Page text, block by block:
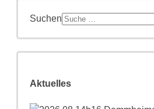
Suchen
Aktuelles